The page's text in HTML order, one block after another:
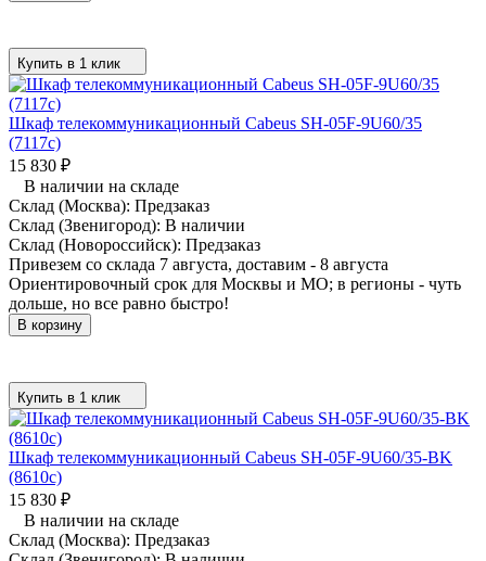
Купить в 1 клик
Шкаф телекоммуникационный Cabeus SH-05F-9U60/35
(7117c)
15 830 ₽
В наличии на складе
Склад (Москва): Предзаказ
Склад (Звенигород): В наличии
Склад (Новороссийск): Предзаказ
Привезем со склада 7 августа, доставим - 8 августа
Ориентировочный срок для Москвы и МО; в регионы - чуть
дольше, но все равно быстро!
В корзину
Купить в 1 клик
Шкаф телекоммуникационный Cabeus SH-05F-9U60/35-BK
(8610c)
15 830 ₽
В наличии на складе
Склад (Москва): Предзаказ